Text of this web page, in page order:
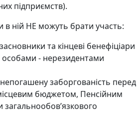
підприємств).
ній НЕ можуть брати участь:
та кінцеві бенефіціари
особами - нерезидентами
заборгованість перед
бюджетом, Пенсійним